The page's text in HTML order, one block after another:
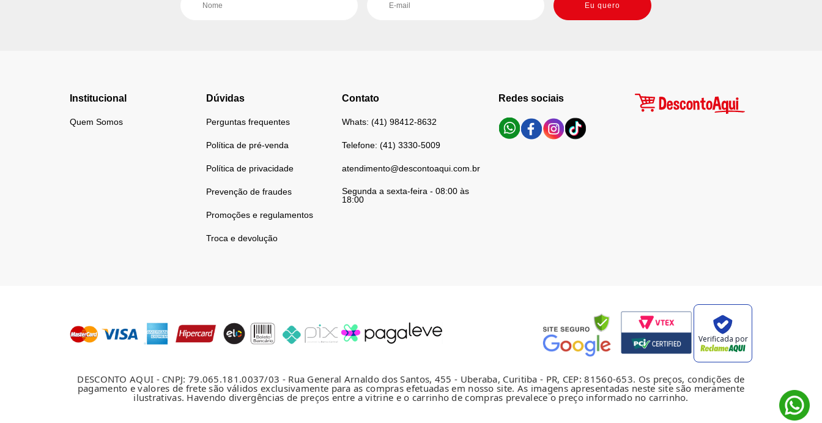
Eu quero
Institucional
Quem Somos
Dúvidas
Perguntas frequentes
Política de pré-venda
Política de privacidade
Prevenção de fraudes
Promoções e regulamentos
Troca e devolução
Contato
Whats: (41) 98412-8632
Telefone: (41) 3330-5009
atendimento@descontoaqui.com.br
Segunda a sexta-feira - 08:00 às
18:00
Redes sociais
Verificada por
DESCONTO AQUI - CNPJ: 79.065.181.0037/03 - Rua General Arnaldo dos Santos, 455 - Uberaba, Curitiba - PR, CEP: 81560-653. Os preços, condições de
pagamento e valores de frete são válidos exclusivamente para as compras efetuadas em nosso site. As imagens apresentadas neste site são meramente
ilustrativas. Havendo divergências de preços entre a vitrine e o carrinho de compras prevalece o preço informado no carrinho.